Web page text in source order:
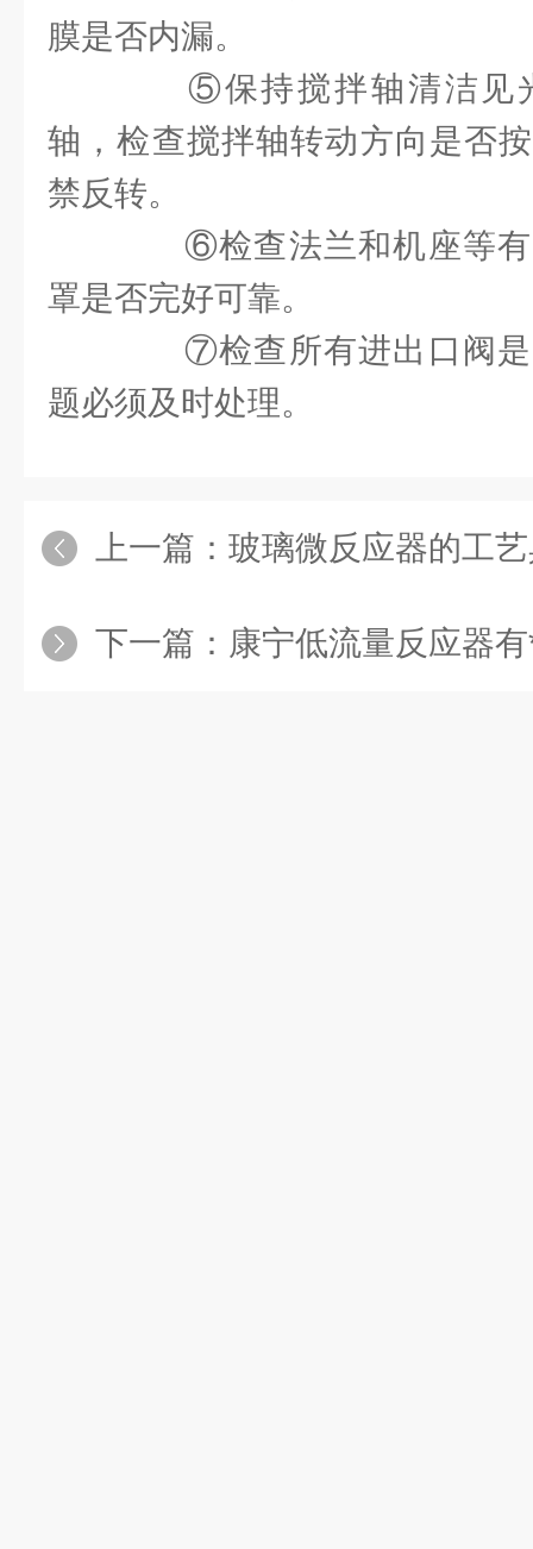
膜是否内漏。
⑤保持搅拌轴清洁见
轴，检查搅拌轴转动方向是否
禁反转。
⑥检查法兰和机座等有
罩是否完好可靠。
⑦检查所有进出口阀是
题必须及时处理。
上一篇： 玻璃微反应器的工
下一篇： 康宁低流量反应器